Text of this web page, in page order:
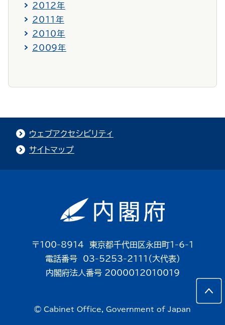
2012年
2011年
2010年
2009年
ウェブアクセシビリティ
サイトマップ
〒100-8914 東京都千代田区永田町1-6-1
電話番号 03-5253-2111（大代表）
内閣府法人番号 2000012010019
© Cabinet Office, Government of Japan